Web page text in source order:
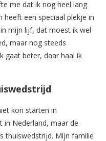
me dat ik nog heel lang
een speciaal plekje in
mijn lijf, dat moest ik wel
maar nog steeds
gaat beter, daar haal ik
kon starten in
in Nederland, maar de
thuiswedstrijd. Mijn familie